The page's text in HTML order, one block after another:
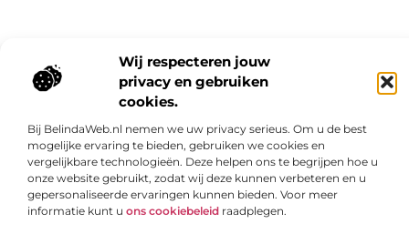
Wij respecteren jouw
privacy en gebruiken
cookies.
Bij BelindaWeb.nl nemen we uw privacy serieus. Om u de best
mogelijke ervaring te bieden, gebruiken we cookies en
vergelijkbare technologieën. Deze helpen ons te begrijpen hoe u
onze website gebruikt, zodat wij deze kunnen verbeteren en u
gepersonaliseerde ervaringen kunnen bieden. Voor meer
informatie kunt u ons cookiebeleid raadplegen.